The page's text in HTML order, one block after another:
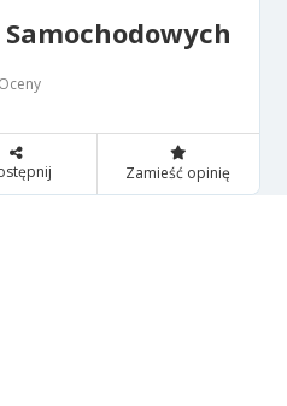
Oceny
Zamieść opinię